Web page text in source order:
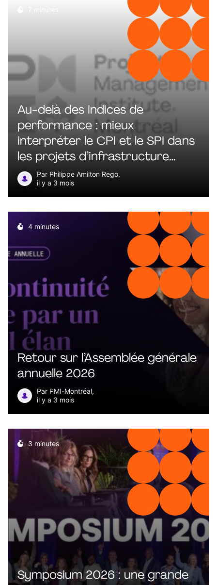
Au-delà des indices de
performance : mieux
interpréter le CPI et le SPI dans
les projets d’infrastructure
complexes
Par Philippe Amilton Rego,
il y a 3 mois
4 minutes
Retour sur l’Assemblée générale
annuelle 2026
Par PMI-Montréal,
il y a 3 mois
3 minutes
Symposium 2026 : une grande